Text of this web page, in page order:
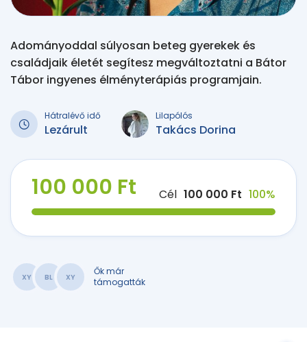
Adományoddal súlyosan beteg gyerekek és
családjaik életét segítesz megváltoztatni a Bátor
Tábor ingyenes élményterápiás programjain.
Hátralévő idő
Lezárult
Lilapólós
Takács Dorina
100 000 Ft Cél 100 000 Ft 100%
XY BL XY
Ők már
támogatták